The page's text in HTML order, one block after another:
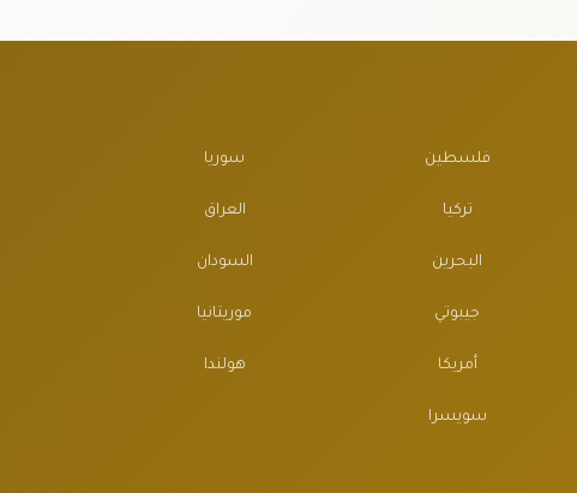
فلسطين سوريا
تركيا العراق
البحرين السودان
جيبوتي موريتانيا
أمريكا هولندا
سويسرا